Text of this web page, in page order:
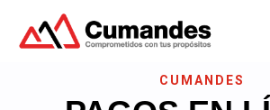
CUMANDES